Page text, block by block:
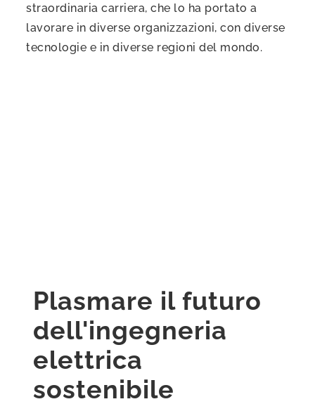
straordinaria carriera, che lo ha portato a
lavorare in diverse organizzazioni, con diverse
tecnologie e in diverse regioni del mondo.
Plasmare il futuro
dell'ingegneria
elettrica
sostenibile